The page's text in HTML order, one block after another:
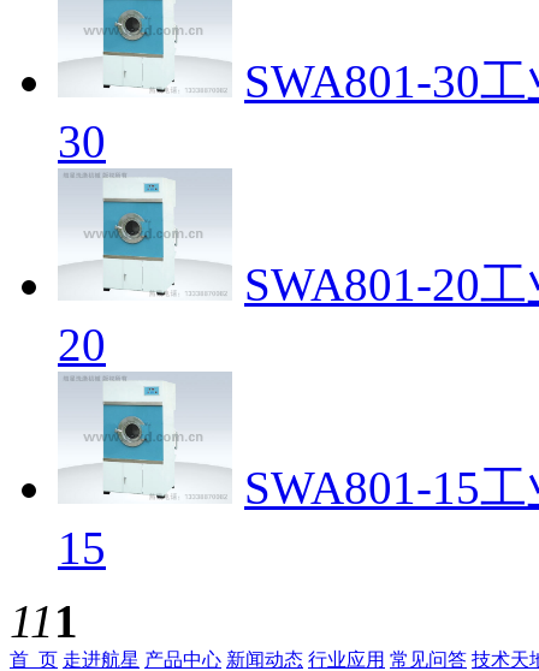
SWA801-30
30
SWA801-20
20
SWA801-15
15
111
首 页 走进航星 产品中心 新闻动态 行业应用 常见问答 技术天